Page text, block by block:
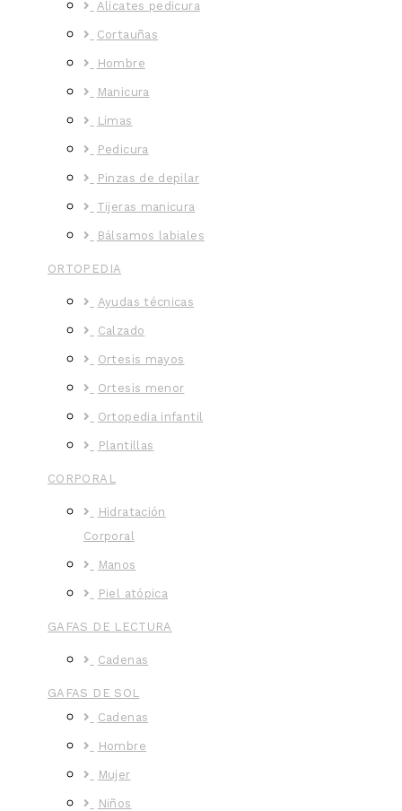
Alicates pedicura
Cortauñas
Hombre
Manicura
Limas
Pedicura
Pinzas de depilar
Tijeras manicura
Bálsamos labiales
ORTOPEDIA
Ayudas técnicas
Calzado
Ortesis mayos
Ortesis menor
Ortopedia infantil
Plantillas
CORPORAL
Hidratación
Corporal
Manos
Piel atópica
GAFAS DE LECTURA
Cadenas
GAFAS DE SOL
Cadenas
Hombre
Mujer
Niños